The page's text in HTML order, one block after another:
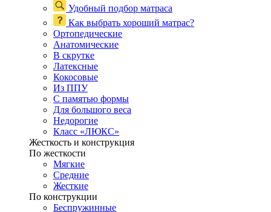
Удобный подбор матраса
Как выбрать хороший матрас?
Ортопедические
Анатомические
В скрутке
Латексные
Кокосовые
Из ППУ
С памятью формы
Для большого веса
Недорогие
Класс «ЛЮКС»
Жесткость и конструкция
По жесткости
Мягкие
Средние
Жесткие
По конструкции
Беспружинные